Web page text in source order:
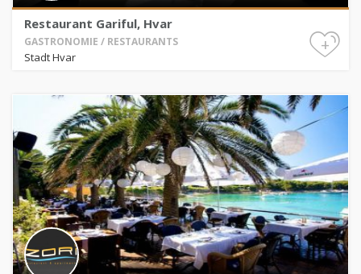
Restaurant Gariful, Hvar
GASTRONOMIE / RESTAURANTS
Stadt Hvar
+